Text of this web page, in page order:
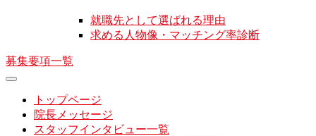
就職先として選ばれる理由
求める人物像・マッチング率診断
募集要項一覧
トップページ
院長メッセージ
スタッフインタビュー一覧